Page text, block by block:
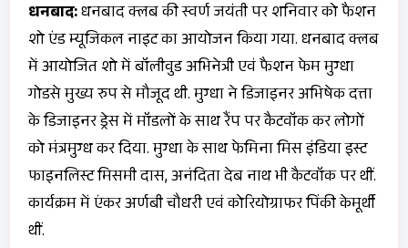
धनबाद:धनबाद क्लब की स्वर्ण जयंती पर शनिवार को फैशन
शो एंड म्यूजिकल नाइट का आयोजन किया गया. धनबाद क्लब
में आयोजित शो में बॉलीवुड अभिनेत्री एवं फैशन फेम मुग्धा
गोडसे मुख्य रुप से मौजूद थी. मुग्धा ने डिजाइनर अभिषेक दत्ता
के डिजाइनर ड्रेस में मॉडलों के साथ रैंप पर कैटवॉक कर लोगों
को मंत्रमुग्ध कर दिया. मुग्धा के साथ फेमिना मिस इंडिया इस्ट
फाइनलिस्ट मिसमी दास, अनंदिता देब नाथ भी कैटवॉक पर थीं.
कार्यक्रम में एंकर अर्णबी चौधरी एवं कोरियोग्राफर पिंकी केमूर्थी
थीं.